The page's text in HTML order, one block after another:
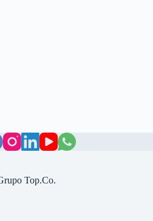
Top.Co.